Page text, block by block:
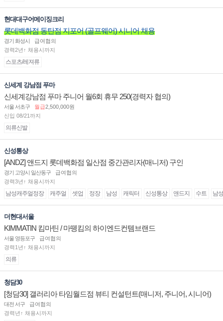
현대대구어메이징크리
롯데백화점 동탄점 지포어 (골프웨어) 시니어 채용
경기 화성시
급여협의
경력2년↑ 채용시까지
스포츠/레져류
신세계 강남점 푸마
신세계강남점 푸마 주니어 월6회 휴무 250(경력자 협의)
서울 서초구 월급2,500,000원
신입 08/21까지
의류신발
신성통상
[ANDZ] 앤드지 롯데백화점 일산점 중간관리자(매니저) 구인
경기 고양시 일산동구
급여협의
경력3년↑ 채용시까지
남성캐주얼정장 캐주얼 셋업 정장 남성 캐릭터 신성통상 앤드지 수트 남
더현대서울
KIMMATIN 킴마틴 / 마뗑킴의 하이엔드컨템브랜드
서울 영등포구
급여협의
경력1년↑ 채용시까지
의류
청담30
[청담30] 갤러리아 타임월드점 뷰티 컨설턴트(매니저, 주니어, 시니어)
채용
대전 서구
급여협의
경력년↑ 채용시까지